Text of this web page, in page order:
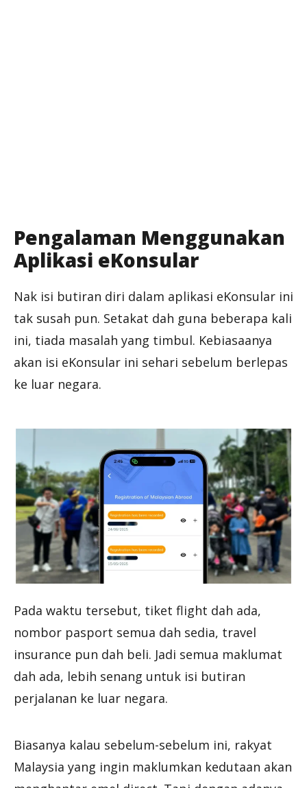
Pengalaman Menggunakan
Aplikasi eKonsular
Nak isi butiran diri dalam aplikasi eKonsular ini
tak susah pun. Setakat dah guna beberapa kali
ini, tiada masalah yang timbul. Kebiasaanya
akan isi eKonsular ini sehari sebelum berlepas
ke luar negara.
Pada waktu tersebut, tiket flight dah ada,
nombor pasport semua dah sedia, travel
insurance pun dah beli. Jadi semua maklumat
dah ada, lebih senang untuk isi butiran
perjalanan ke luar negara.
Biasanya kalau sebelum-sebelum ini, rakyat
Malaysia yang ingin maklumkan kedutaan akan